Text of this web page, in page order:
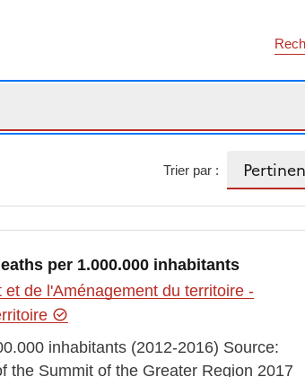
Trier par :
per 1.000.000 inhabitants
de l'Aménagement du territoire -
inhabitants (2012-2016) Source:
the Summit of the Greater Region 2017